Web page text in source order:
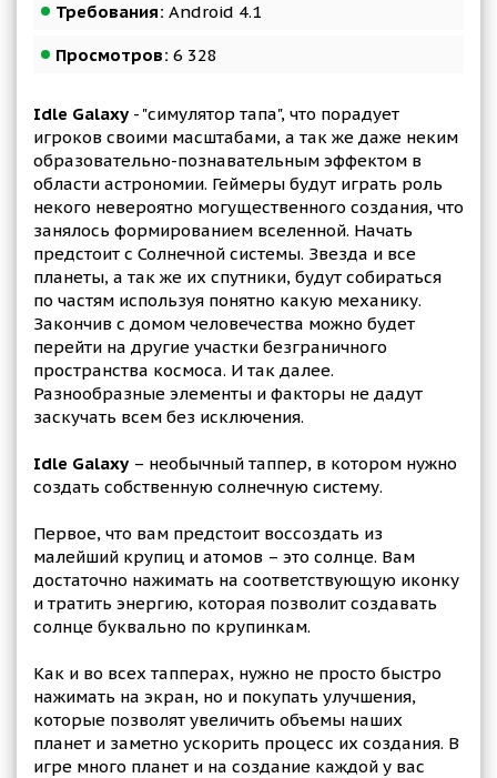
Требования: Android 4.1
Просмотров: 6 328
Idle Galaxy - "симулятор тапа", что порадует
игроков своими масштабами, а так же даже неким
образовательно-познавательным эффектом в
области астрономии. Геймеры будут играть роль
некого невероятно могущественного создания, что
занялось формированием вселенной. Начать
предстоит с Солнечной системы. Звезда и все
планеты, а так же их спутники, будут собираться
по частям используя понятно какую механику.
Закончив с домом человечества можно будет
перейти на другие участки безграничного
пространства космоса. И так далее.
Разнообразные элементы и факторы не дадут
заскучать всем без исключения.
Idle Galaxy – необычный таппер, в котором нужно
создать собственную солнечную систему.
Первое, что вам предстоит воссоздать из
малейший крупиц и атомов – это солнце. Вам
достаточно нажимать на соответствующую иконку
и тратить энергию, которая позволит создавать
солнце буквально по крупинкам.
Как и во всех тапперах, нужно не просто быстро
нажимать на экран, но и покупать улучшения,
которые позволят увеличить объемы наших
планет и заметно ускорить процесс их создания. В
игре много планет и на создание каждой у вас